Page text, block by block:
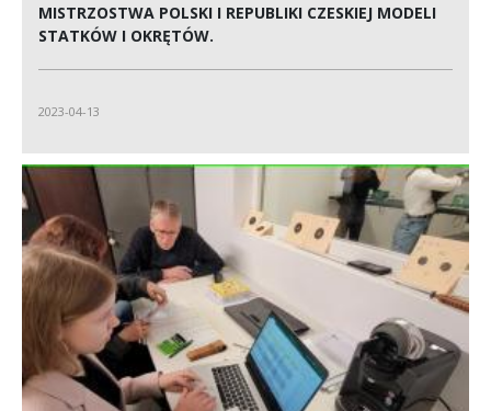
MISTRZOSTWA POLSKI I REPUBLIKI CZESKIEJ MODELI
STATKÓW I OKRĘTÓW.
2023-04-13